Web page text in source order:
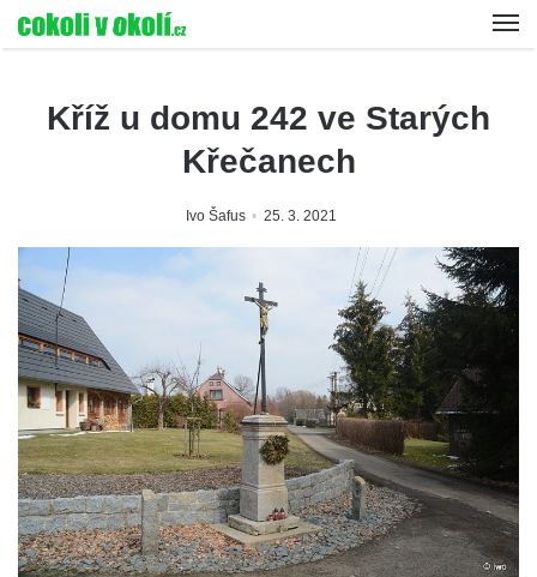
Kříž u domu 242 ve Starých
Křečanech
Ivo Šafus 25. 3. 2021